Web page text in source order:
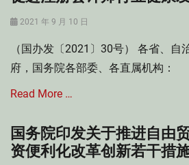
娱
域
从
人
税
收
管
研
费
用
计
部
济
法
六
”
保
”
Posted
2021 年 9 月 10 日
（国办发〔2021〕30号） 各省、自
府，国务院各部委、各直属机构：
Read More …
Categories
财
会
国务院印发关于推进自由
资便利化改革创新若干措